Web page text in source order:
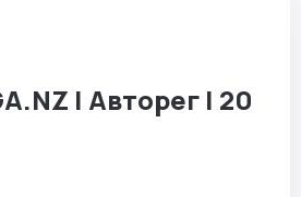
| Авторег | 20